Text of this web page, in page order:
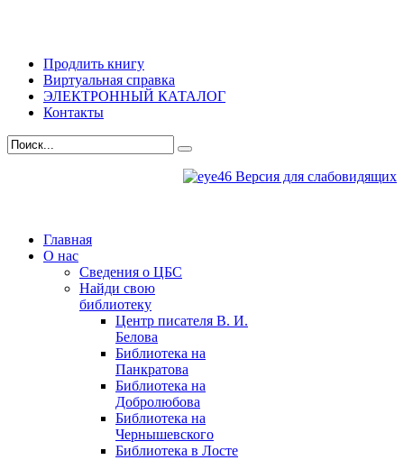
Продлить книгу
Виртуальная справка
ЭЛЕКТРОННЫЙ КАТАЛОГ
Контакты
Версия для слабовидящих
Главная
О нас
Сведения о ЦБС
Найди свою
библиотеку
Центр писателя В. И.
Белова
Библиотека на
Панкратова
Библиотека на
Добролюбова
Библиотека на
Чернышевского
Библиотека в Лосте